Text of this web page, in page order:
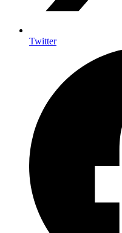
Twitter